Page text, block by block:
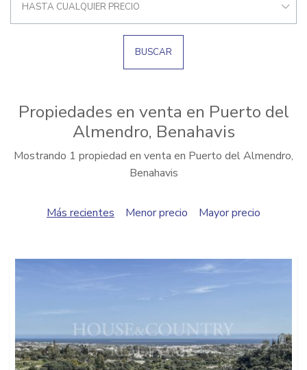
HASTA CUALQUIER PRECIO
BUSCAR
Propiedades en venta en Puerto del
Almendro, Benahavis
Mostrando 1 propiedad en venta en Puerto del Almendro,
Benahavis
Más recientes Menor precio Mayor precio